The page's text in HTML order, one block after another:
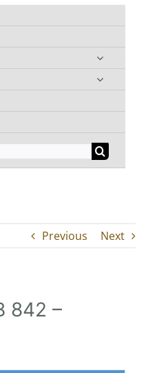
Previous Next
842 –